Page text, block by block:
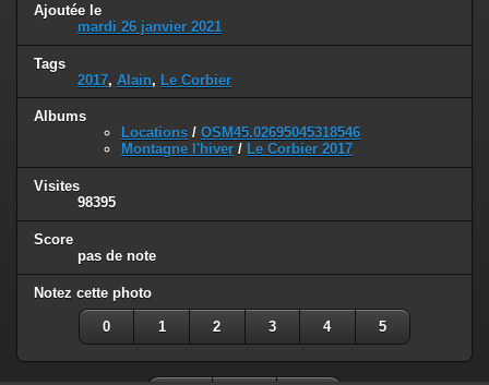
Ajoutée le
mardi 26 janvier 2021
Tags
2017, Alain, Le Corbier
Albums
Locations / OSM45.02695045318546
Montagne l'hiver / Le Corbier 2017
Visites
98395
Score
pas de note
Notez cette photo
0 1 2 3 4 5